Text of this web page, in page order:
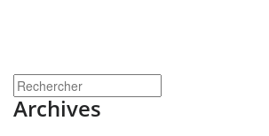
Archives